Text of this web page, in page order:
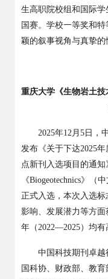
生高职院校组和国际
国赛。学校一等奖和特
颖的叙事视角与真挚的
重庆大学《生物岩土
2025年12月 5 日，
发布《关于下达2025年
点新刊入选项目的通
《Biogeotechnics》（中
正式入选，本次入选
影响、发展潜力等方
年（2022—2025）均有
中国科技期刊卓
国科协、财政部、教